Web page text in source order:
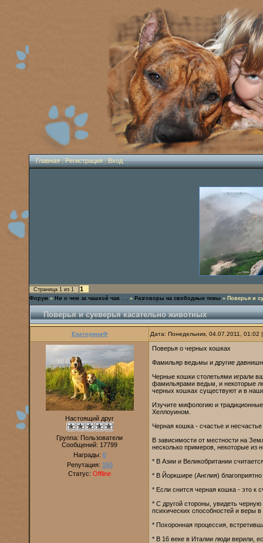
Главная|Регистрация|Вход
Страница 1 из 1 1
Форум » Ни о чем за чашкой чая. . . » Разговоры на свободные темы » Поверья и
Поверья и суеверья касательно животных
ЕкатеринаФ Дата: Понедельник, 04.07.2011,
Настоящий друг
Группа: Пользователи
Сообщений: 17799
Награды: 0
Репутация: 150
Статус: Offline
Поверья о черных кошках
Фамильяр ведьмы и другие
Черные кошки столетьями играли
фамильярами ведьм, и некоторые
черных кошках существуют и в
Изучите мифологию и
Хеллоуином.
Черная кошка - счастье и несчастье
В зависимости от местности на
несколько примеров, некоторые из
* В Азии и Великобритании
* В Йоркшире (Англия)
* Если снится черная кошка - это к
* С другой стороны, увидеть
психических способностей и веры
* Похоронная процессия,
* В 16 веке в Италии люди верили,